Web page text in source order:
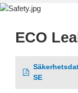
ECO
SE